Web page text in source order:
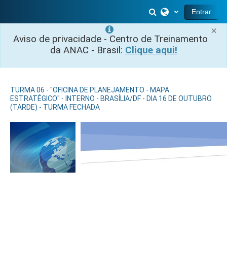
×
Aviso de privacidade - Centro de Treinamento
da ANAC - Brasil: Clique aqui!
Selector de
Entrar
TURMA 06 - "OFICINA DE PLANEJAMENTO - MAPA
ESTRATÉGICO" - INTERNO - BRASÍLIA/DF - DIA 16 DE OUTUBRO
(TARDE) - TURMA FECHADA